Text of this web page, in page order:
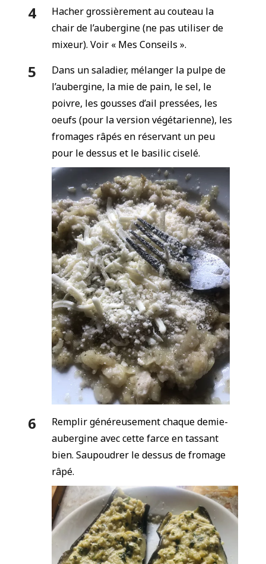
Hacher grossièrement au couteau la
chair de l’aubergine (ne pas utiliser de
mixeur). Voir « Mes Conseils ».
Dans un saladier, mélanger la pulpe de
l’aubergine, la mie de pain, le sel, le
poivre, les gousses d’ail pressées, les
oeufs (pour la version végétarienne), les
fromages râpés en réservant un peu
pour le dessus et le basilic ciselé.
Remplir généreusement chaque demie-
aubergine avec cette farce en tassant
bien. Saupoudrer le dessus de fromage
râpé.